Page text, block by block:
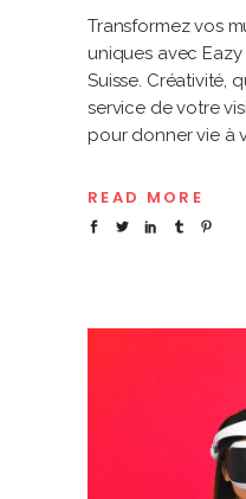
Transformez vos
uniques avec
Suisse. Créativité,
service de votre
pour donner vie à
READ MORE